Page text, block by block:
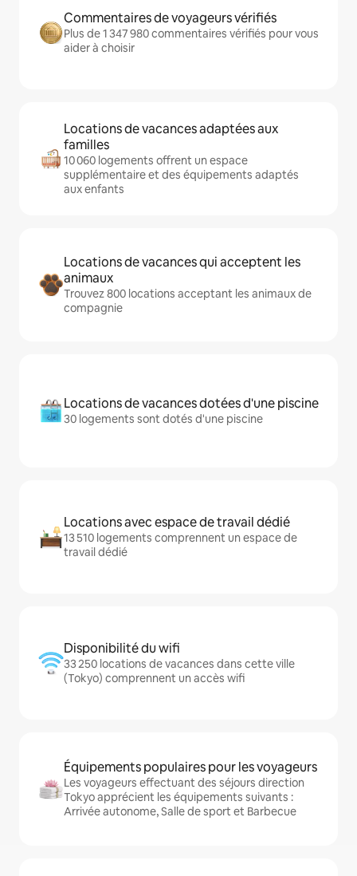
Commentaires de voyageurs vérifiés
Plus de 1 347 980 commentaires vérifiés pour vous
aider à choisir
Locations de vacances adaptées aux
familles
10 060 logements offrent un espace
supplémentaire et des équipements adaptés
aux enfants
Locations de vacances qui acceptent les
animaux
Trouvez 800 locations acceptant les animaux de
compagnie
Locations de vacances dotées d'une piscine
30 logements sont dotés d'une piscine
Locations avec espace de travail dédié
13 510 logements comprennent un espace de
travail dédié
Disponibilité du wifi
33 250 locations de vacances dans cette ville
(Tokyo) comprennent un accès wifi
Équipements populaires pour les voyageurs
Les voyageurs effectuant des séjours direction
Tokyo apprécient les équipements suivants :
Arrivée autonome, Salle de sport et Barbecue